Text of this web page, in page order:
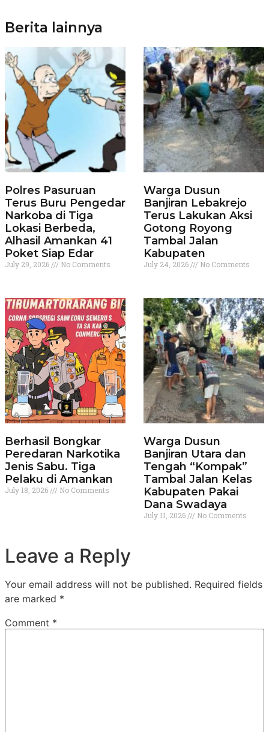
Berita lainnya
Polres Pasuruan
Terus Buru Pengedar
Narkoba di Tiga
Lokasi Berbeda,
Alhasil Amankan 41
Poket Siap Edar
July 29, 2026 No Comments
Warga Dusun
Banjiran Lebakrejo
Terus Lakukan Aksi
Gotong Royong
Tambal Jalan
Kabupaten
July 24, 2026 No Comments
Berhasil Bongkar
Peredaran Narkotika
Jenis Sabu. Tiga
Pelaku di Amankan
July 18, 2026 No Comments
Warga Dusun
Banjiran Utara dan
Tengah “Kompak”
Tambal Jalan Kelas
Kabupaten Pakai
Dana Swadaya
July 11, 2026 No Comments
Leave a Reply
Your email address will not be published. Required fields
are marked *
Comment *